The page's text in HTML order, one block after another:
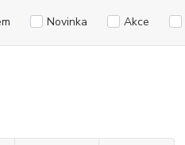
Novinka Akce